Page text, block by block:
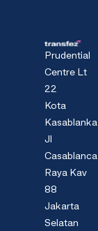
Prudential
Centre Lt
22
Kota
Kasablanka
Jl
Casablanca
Raya Kav
88
Jakarta
Selatan